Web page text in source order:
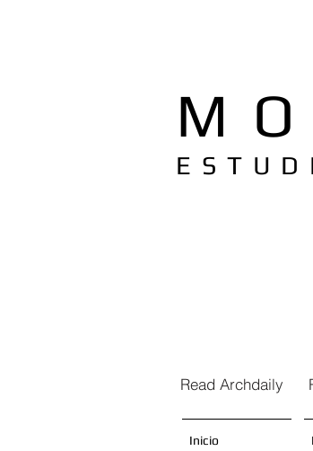
Read Archdaily
Inicio